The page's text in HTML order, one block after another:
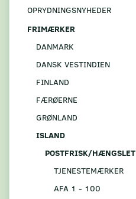
OPRYDNINGSNYHEDER
FRIMÆRKER
DANMARK
DANSK VESTINDIEN
FINLAND
FÆRØERNE
GRØNLAND
ISLAND
POSTFRISK/HÆNGSLET
TJENESTEMÆRKER
AFA 1 - 100